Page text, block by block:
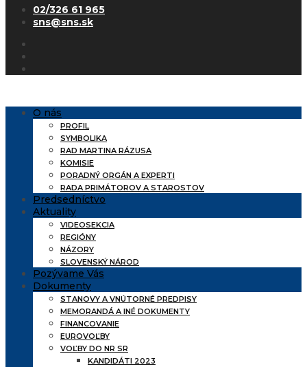
02/326 61 965
sns@sns.sk
O nás
PROFIL
SYMBOLIKA
RAD MARTINA RÁZUSA
KOMISIE
PORADNÝ ORGÁN A EXPERTI
RADA PRIMÁTOROV A STAROSTOV
Predsedníctvo
Aktuality
VIDEOSEKCIA
REGIÓNY
NÁZORY
SLOVENSKÝ NÁROD
Pozývame Vás
Dokumenty
STANOVY A VNÚTORNÉ PREDPISY
MEMORANDÁ A INÉ DOKUMENTY
FINANCOVANIE
EUROVOĽBY
VOĽBY DO NR SR
KANDIDÁTI 2023